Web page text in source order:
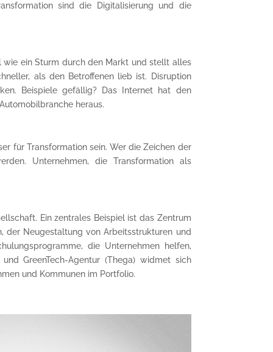
sind die Digitalisierung und die
wie ein Sturm durch den Markt und stellt alles
als den Betroffenen lieb ist. Disruption
Beispiele gefällig? Das Internet hat den
heraus.
für Transformation sein. Wer die Zeichen der
Unternehmen, die Transformation als
Ein zentrales Beispiel ist das Zentrum
der Neugestaltung von Arbeitsstrukturen und
die Unternehmen helfen,
GreenTech-Agentur (Thega) widmet sich
und Kommunen im Portfolio.